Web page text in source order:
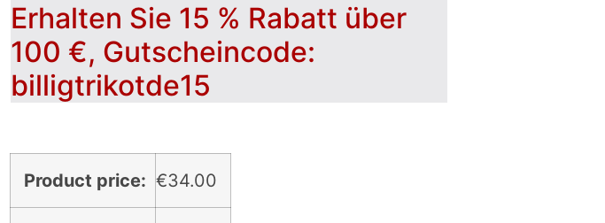
Erhalten Sie 15 % Rabatt über
100 €, Gutscheincode:
billigtrikotde15
Product price: €34.00